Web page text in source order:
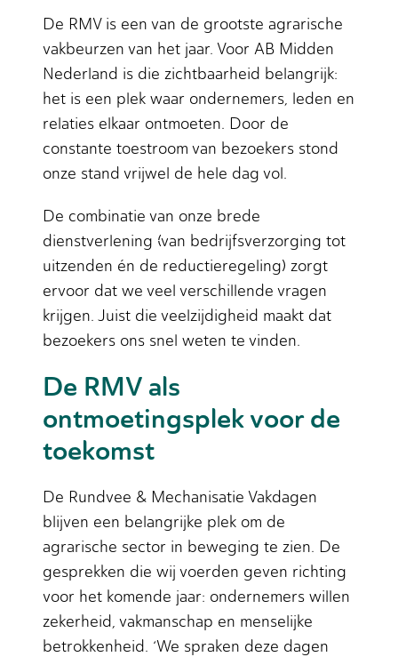
De RMV is een van de grootste agrarische
vakbeurzen van het jaar. Voor AB Midden
Nederland is die zichtbaarheid belangrijk:
het is een plek waar ondernemers, leden en
relaties elkaar ontmoeten. Door de
constante toestroom van bezoekers stond
onze stand vrijwel de hele dag vol.
De combinatie van onze brede
dienstverlening (van bedrijfsverzorging tot
uitzenden én de reductieregeling) zorgt
ervoor dat we veel verschillende vragen
krijgen. Juist die veelzijdigheid maakt dat
bezoekers ons snel weten te vinden.
De RMV als
ontmoetingsplek voor de
toekomst
De Rundvee & Mechanisatie Vakdagen
blijven een belangrijke plek om de
agrarische sector in beweging te zien. De
gesprekken die wij voerden geven richting
voor het komende jaar: ondernemers willen
zekerheid, vakmanschap en menselijke
betrokkenheid. ‘We spraken deze dagen